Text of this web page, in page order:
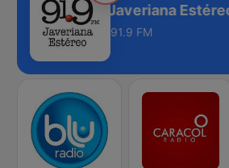
Javeriana
91.9 FM